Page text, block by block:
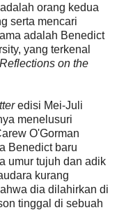
orang kedua
serta mencari
adalah Benedict
yang terkenal
on the
edisi Mei-Juli
menelusuri
O'Gorman
Benedict baru
umur tujuh dan adik
kurang
dia dilahirkan di
tinggal di sebuah